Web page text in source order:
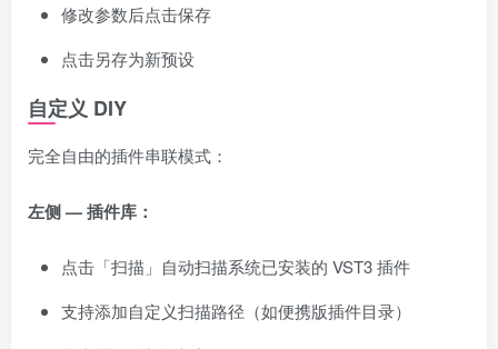
修改参数后点击保存
点击另存为新预设
自定义 DIY
完全自由的插件串联模式：
左侧 — 插件库：
点击「扫描」自动扫描系统已安装的 VST3 插件
支持添加自定义扫描路径（如便携版插件目录）